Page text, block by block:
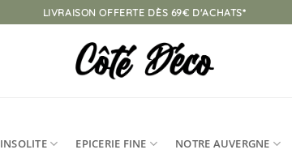
LIVRAISON OFFERTE DÈS 69€ D'ACHATS*
INSOLITE EPICERIE FINE NOTRE AUVERGNE